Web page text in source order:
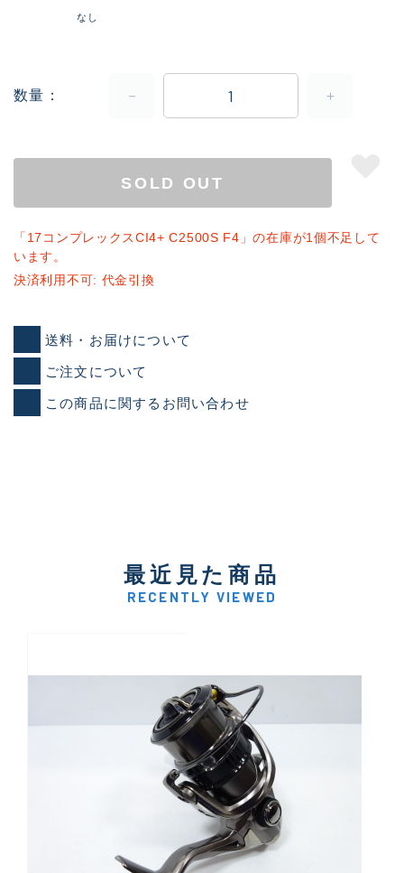
なし
数量
SOLD OUT
「17コンプレックスCI4+ C2500S F4」の在庫が1個不足して
います。
決済利用不可: 代金引換
送料・お届けについて
ご注文について
この商品に関するお問い合わせ
最近見た商品
RECENTLY VIEWED